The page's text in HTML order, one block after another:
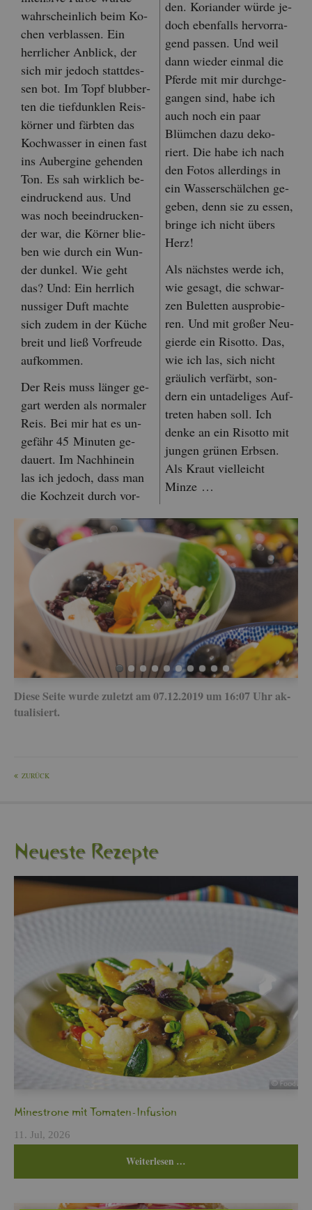
wahr­schein­lich beim Ko­
chen ver­blas­sen. Ein
herr­li­cher An­blick, der
sich mir je­doch statt­des­
sen bot. Im Topf blub­ber­
ten die tief­dunk­len Reis­
kör­ner und färb­ten das
Koch­was­ser in einen fast
ins Au­ber­gi­ne ge­hen­den
Ton. Es sah wirk­lich be­
ein­dru­ckend aus. Und
was noch be­ein­dru­cken­
der war, die Kör­ner blie­
ben wie durch ein Wun­
der dun­kel. Wie geht
das? Und: Ein herr­lich
nus­si­ger Duft mach­te
sich zudem in der Küche
breit und ließ Vor­freu­de
auf­kom­men.
Der Reis muss län­ger ge­
gart wer­den als nor­ma­ler
Reis. Bei mir hat es un­
ge­fähr 45 Mi­nu­ten ge­
dau­ert. Im Nach­hin­ein
las ich je­doch, dass man
die Koch­zeit durch vor­
den. Ko­ri­an­der würde je­
doch eben­falls her­vor­ra­
gend pas­sen. Und weil
dann wie­der ein­mal die
Pfer­de mit mir durch­ge­
gan­gen sind, habe ich
auch noch ein paar
Blüm­chen dazu de­ko­
riert. Die habe ich nach
den Fotos al­ler­dings in
ein Was­ser­schäl­chen ge­
ge­ben, denn sie zu essen,
brin­ge ich nicht übers
Herz!
Als nächs­tes werde ich,
wie ge­sagt, die schwar­
zen Bu­let­ten aus­pro­bie­
ren. Und mit gro­ßer Neu­
gier­de ein Ri­sot­to. Das,
wie ich las, sich nicht
gräu­lich ver­färbt, son­
dern ein un­ta­de­li­ges Auf­
tre­ten haben soll. Ich
denke an ein Ri­sot­to mit
jun­gen grü­nen Erb­sen.
Als Kraut viel­leicht
Minze …
Diese Seite wurde zu­letzt am 07.12.2019 um 16:07 Uhr ak­
tua­li­siert.
ZU­RÜCK
Neu­es­te Re­zep­te
Min­es­tro­ne mit To­ma­ten-In­fu­si­on
11. Jul, 2026
Wei­ter­le­sen …